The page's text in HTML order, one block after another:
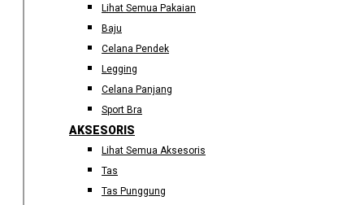
Lihat Semua Pakaian
Baju
Celana Pendek
Legging
Celana Panjang
Sport Bra
AKSESORIS
Lihat Semua Aksesoris
Tas
Tas Punggung